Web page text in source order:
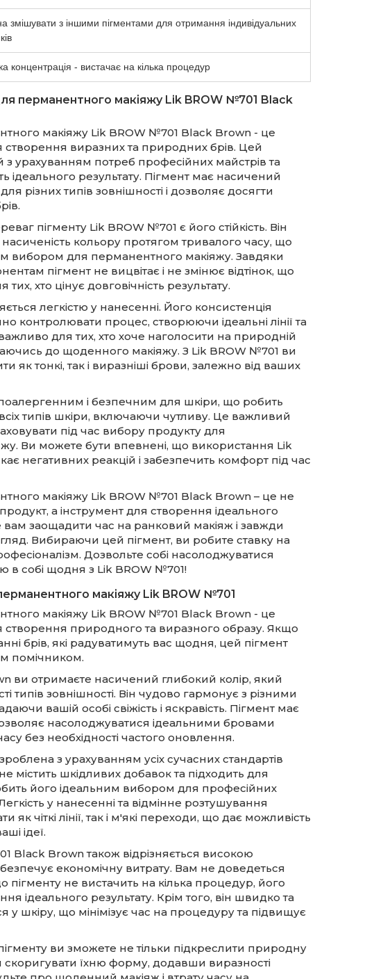
змішувати з іншими пігментами для отримання індивідуальних
концентрація - вистачає на кілька процедур
перманентного макіяжу Lik BROW №701 Black
макіяжу Lik BROW №701 Black Brown - це
створення виразних та природних брів. Цей
урахуванням потреб професійних майстрів та
ідеального результату. Пігмент має насичений
різних типів зовнішності і дозволяє досягти
пігменту Lik BROW №701 є його стійкість. Він
насиченість кольору протягом тривалого часу, що
вибором для перманентного макіяжу. Завдяки
пігмент не вицвітає і не змінює відтінок, що
хто цінує довговічність результату.
легкістю у нанесенні. Його консистенція
контролювати процес, створюючи ідеальні лінії та
для тих, хто хоче наголосити на природній
до щоденного макіяжу. З Lik BROW №701 ви
як тонкі, так і виразніші брови, залежно від ваших
і безпечним для шкіри, що робить
типів шкіри, включаючи чутливу. Це важливий
під час вибору продукту для
Ви можете бути впевнені, що використання Lik
негативних реакцій і забезпечить комфорт під час
макіяжу Lik BROW №701 Black Brown – це не
а інструмент для створення ідеального
заощадити час на ранковий макіяж і завжди
Вибираючи цей пігмент, ви робите ставку на
Дозвольте собі насолоджуватися
в собі щодня з Lik BROW №701!
макіяжу Lik BROW №701
макіяжу Lik BROW №701 Black Brown - це
створення природного та виразного образу. Якщо
брів, які радуватимуть вас щодня, цей пігмент
помічником.
ви отримаєте насичений глибокий колір, який
типів зовнішності. Він чудово гармонує з різними
вашій особі свіжість і яскравість. Пігмент має
насолоджуватися ідеальними бровами
без необхідності частого оновлення.
з урахуванням усіх сучасних стандартів
містить шкідливих добавок та підходить для
його ідеальним вибором для професійних
у нанесенні та відмінне розтушування
як чіткі лінії, так і м'які переходи, що дає можливість
ідеї.
Black Brown також відрізняється високою
економічну витрату. Вам не доведеться
пігменту не вистачить на кілька процедур, його
ідеального результату. Крім того, він швидко та
у шкіру, що мінімізує час на процедуру та підвищує
ви зможете не тільки підкреслити природну
скоригувати їхню форму, додавши виразності